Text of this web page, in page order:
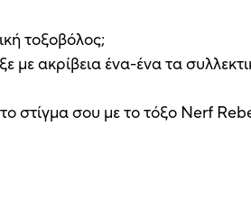
τοξοβόλος;
με ακρίβεια ένα-ένα τα
στίγμα σου με το τόξο Nerf